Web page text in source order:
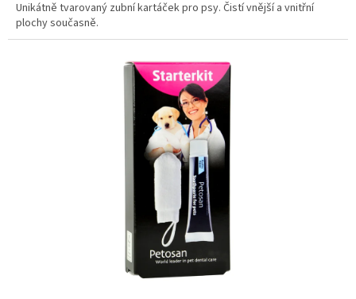
Unikátně tvarovaný zubní kartáček pro psy. Čistí vnější a vnitřní
plochy současně.